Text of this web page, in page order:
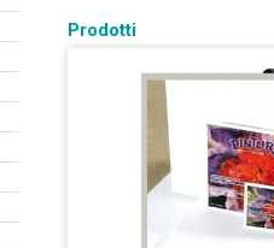
Prodotti